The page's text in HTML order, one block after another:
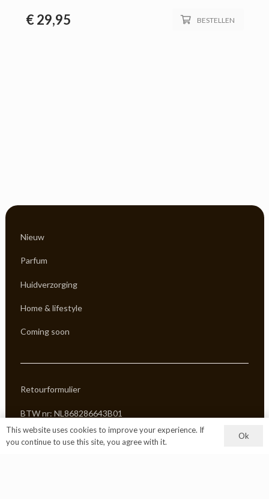
€29,95 BESTELLEN
Nieuw
Parfum
Huidverzorging
Home & lifestyle
Coming soon
Retourformulier
BTW nr: NL868286643B01
KVK: 97914002
This website uses cookies to improve your experience. If
you continue to use this site, you agree with it.
Ok